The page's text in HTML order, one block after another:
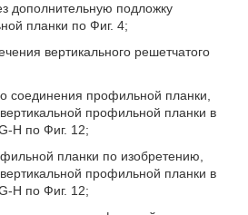
дополнительную подложку
планки по Фиг. 4;
вертикального решетчатого
соединения профильной планки,
профильной планки в
H по Фиг. 12;
планки по изобретению,
профильной планки в
H по Фиг. 12;